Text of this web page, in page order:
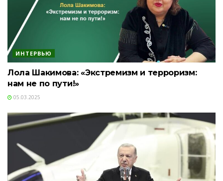
ИНТЕРВЬЮ
Лола Шакимова: «Экстремизм и терроризм:
нам не по пути!»
05.03.2025